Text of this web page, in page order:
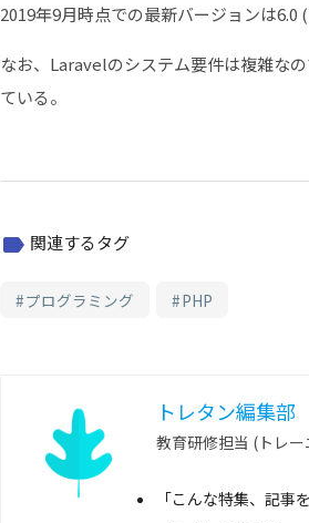
2019年9月時点での最新バージョンは6.0
なお、Laravelのシステム要件は複雑な
ている。
label 関連するタグ
プログラミング PHP
トレタン編集部
教育研修担当 (トレ
「こんな特集、記事